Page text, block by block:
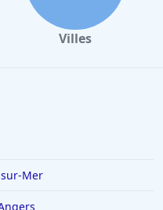
Villes
Mer